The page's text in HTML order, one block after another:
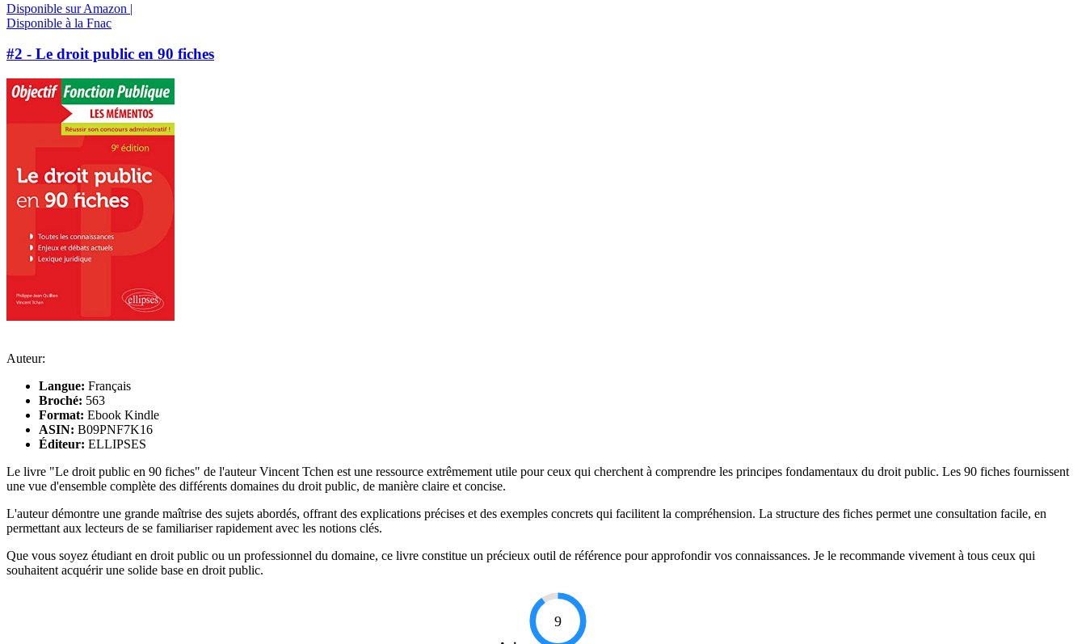
Disponible sur Amazon |
Disponible à la Fnac
#2 - Le droit public en 90 fiches
Auteur:
Langue: Français
Broché: 563
Format: Ebook Kindle
ASIN: B09PNF7K16
Éditeur: ELLIPSES
Le livre "Le droit public en 90 fiches" de l'auteur Vincent Tchen est une ressource extrêmement utile pour ceux qui cherchent à comprendre les principes fondamentaux du droit public. Les 90 fiches fournissent
une vue d'ensemble complète des différents domaines du droit public, de manière claire et concise.
L'auteur démontre une grande maîtrise des sujets abordés, offrant des explications précises et des exemples concrets qui facilitent la compréhension. La structure des fiches permet une consultation facile, en
permettant aux lecteurs de se familiariser rapidement avec les notions clés.
Que vous soyez étudiant en droit public ou un professionnel du domaine, ce livre constitue un précieux outil de référence pour approfondir vos connaissances. Je le recommande vivement à tous ceux qui
souhaitent acquérir une solide base en droit public.
9